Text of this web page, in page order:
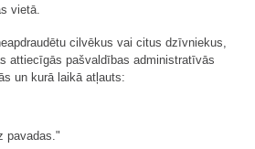
vietā.
cilvēkus vai citus dzīvniekus,
attiecīgās pašvaldības administratīvās
un kurā laikā atļauts:
pavadas."